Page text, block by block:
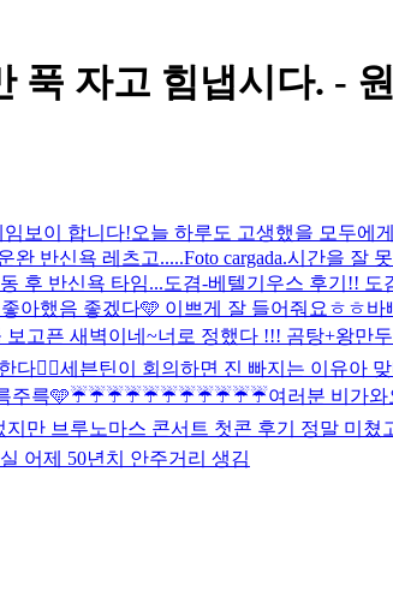
푹 자고 힘냅시다. -
보이 합니다!오늘 하루도 고생했을 모두에
완 반신욕 레츠고.....Foto cargada.시간을 잘
후 반신욕 타임...도겸-베텔기우스 후기!! 도
아했음 좋겠다🩵 이쁘게 잘 들어줘요ㅎㅎ바
보고픈 새벽이네~너로 정했다 !!! 곰탕+왕만두
다❤️‍🔥세븐틴이 회의하면 진 빠지는 이유아
주륵🩵☔️☔️☔️☔️☔️☔️☔️☔️☔️☔️☔️여러분 비가
지만 브루노마스 콘서트 첫콘 후기 정말 미쳤
어제 50년치 안주거리 생김